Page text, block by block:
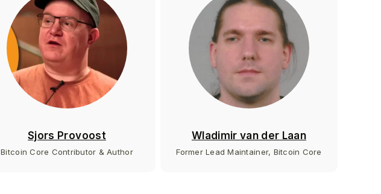
Sjors Provoost
Bitcoin Core Contributor & Author
Wladimir van der Laan
Former Lead Maintainer, Bitcoin Core